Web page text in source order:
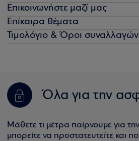
Επικοινωνήστε μαζί μας
Επίκαιρα θέματα
Τιμολόγιο & Όροι συναλλαγών
Όλα για την
Μάθετε τι μέτρα παίρνουμε για
μπορείτε να προστατευτείτε και